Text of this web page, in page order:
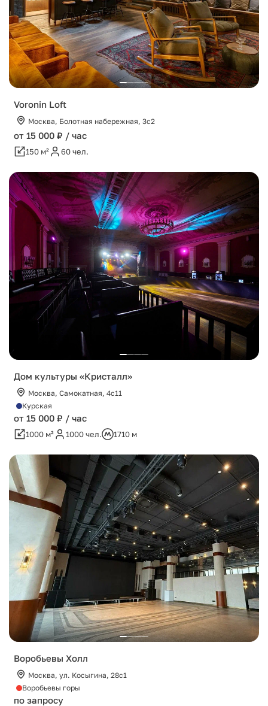
Voronin Loft
Москва, Болотная набережная, 3с2
от 15 000 ₽ / час
150 м² 60 чел.
Дом культуры «Кристалл»
Москва, Самокатная, 4с11
Курская
от 15 000 ₽ / час
1000 м² 1000 чел. 1710 м
Воробьевы Холл
Москва, ул. Косыгина, 28с1
Воробьевы горы
по запросу